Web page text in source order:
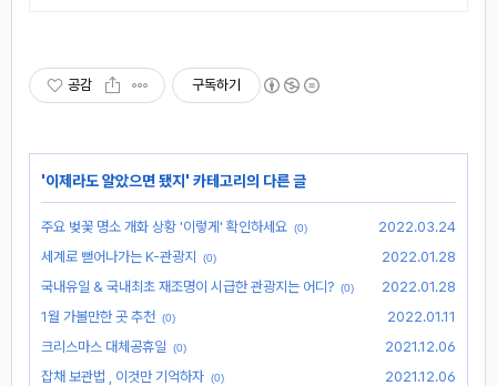
공감 구독하기
'이제라도 알았으면 됐지 ' 카테고리의 다른 글
주요 벚꽃 명소 개화 상황 '이렇게' 확인하세요 (0)
2022.03.24
세계로 뻗어나가는 K-관광지
(0)
2022.01.28
국내유일 & 국내최초 재조명이 시급한 관광지는 어디? (0)
2022.01.28
1월 가볼만한 곳 추천 (0)
2022.01.11
크리스마스 대체공휴일
(0)
2021.12.06
잡채 보관법 , 이것만 기억하자 (0)
2021.12.06